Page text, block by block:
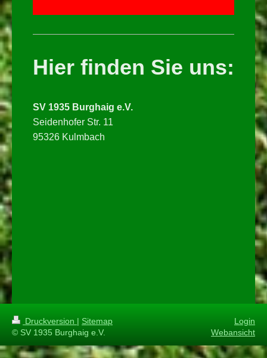
Hier finden Sie uns:
SV 1935 Burghaig e.V.
Seidenhofer Str. 11
95326 Kulmbach
Druckversion | Sitemap
© SV 1935 Burghaig e.V.
Login
Webansicht